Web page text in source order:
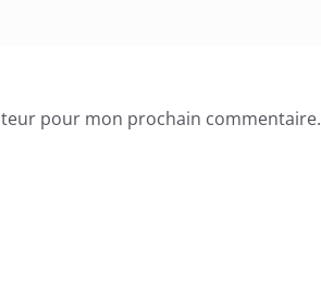
pour mon prochain commentaire.